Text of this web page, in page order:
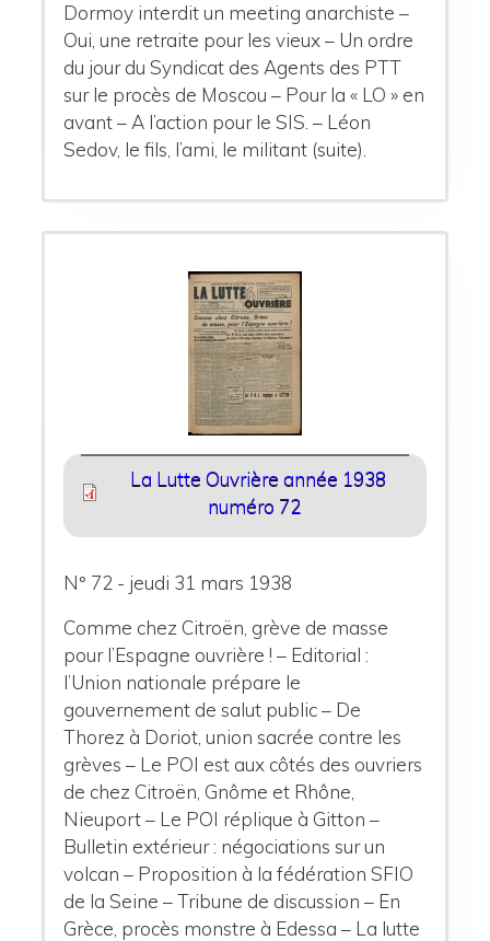
Dormoy interdit un meeting anarchiste –
Oui, une retraite pour les vieux – Un ordre
du jour du Syndicat des Agents des PTT
sur le procès de Moscou – Pour la « LO » en
avant – A l’action pour le SIS. – Léon
Sedov, le fils, l’ami, le militant (suite).
La Lutte Ouvrière année 1938
numéro 72
N° 72 - jeudi 31 mars 1938
Comme chez Citroën, grève de masse
pour l’Espagne ouvrière ! – Editorial :
l’Union nationale prépare le
gouvernement de salut public – De
Thorez à Doriot, union sacrée contre les
grèves – Le POI est aux côtés des ouvriers
de chez Citroën, Gnôme et Rhône,
Nieuport – Le POI réplique à Gitton –
Bulletin extérieur : négociations sur un
volcan – Proposition à la fédération SFIO
de la Seine – Tribune de discussion – En
Grèce, procès monstre à Edessa – La lutte